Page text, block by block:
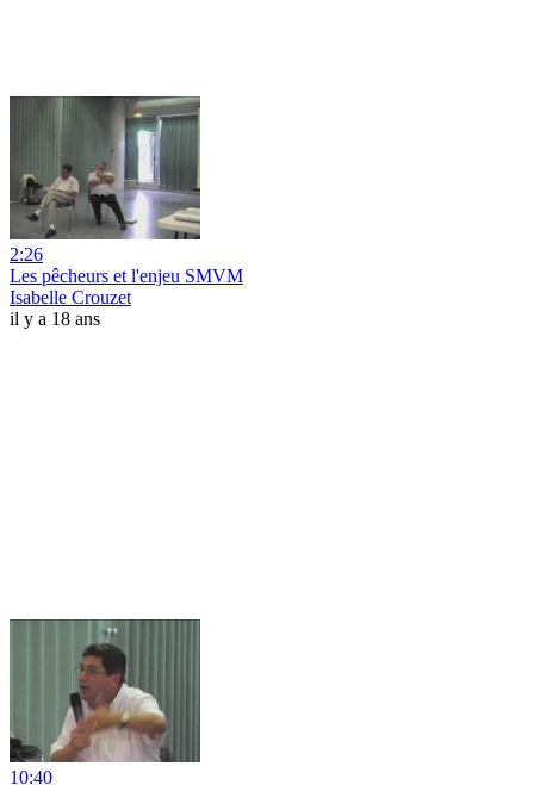
2:26
Les pêcheurs et l'enjeu SMVM
Isabelle Crouzet
il y a 18 ans
10:40